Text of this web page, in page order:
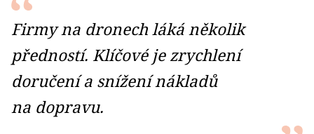
Firmy na dronech láká několik
předností. Klíčové je zrychlení
doručení a snížení nákladů
na dopravu.